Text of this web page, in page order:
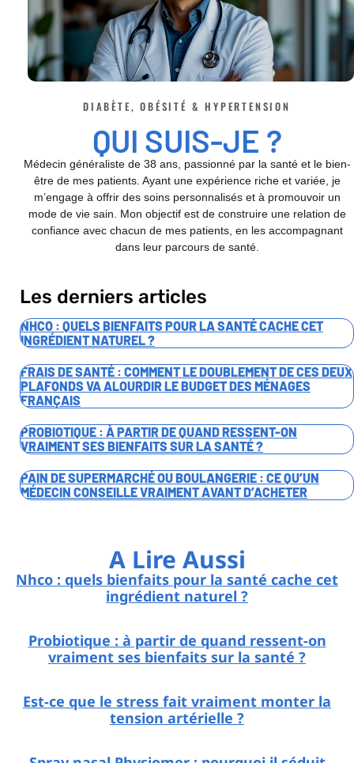
DIABÈTE, OBÉSITÉ & HYPERTENSION
QUI SUIS-JE ?
Médecin généraliste de 38 ans, passionné par la santé et le bien-
être de mes patients. Ayant une expérience riche et variée, je
m’engage à offrir des soins personnalisés et à promouvoir un
mode de vie sain. Mon objectif est de construire une relation de
confiance avec chacun de mes patients, en les accompagnant
dans leur parcours de santé.
Les derniers articles
NHCO : QUELS BIENFAITS POUR LA SANTÉ CACHE CET
INGRÉDIENT NATUREL ?
FRAIS DE SANTÉ : COMMENT LE DOUBLEMENT DE CES DEUX
PLAFONDS VA ALOURDIR LE BUDGET DES MÉNAGES
FRANÇAIS
PROBIOTIQUE : À PARTIR DE QUAND RESSENT-ON
VRAIMENT SES BIENFAITS SUR LA SANTÉ ?
PAIN DE SUPERMARCHÉ OU BOULANGERIE : CE QU’UN
MÉDECIN CONSEILLE VRAIMENT AVANT D’ACHETER
A Lire Aussi
Nhco : quels bienfaits pour la santé cache cet
ingrédient naturel ?
Probiotique : à partir de quand ressent-on
vraiment ses bienfaits sur la santé ?
Est-ce que le stress fait vraiment monter la
tension artérielle ?